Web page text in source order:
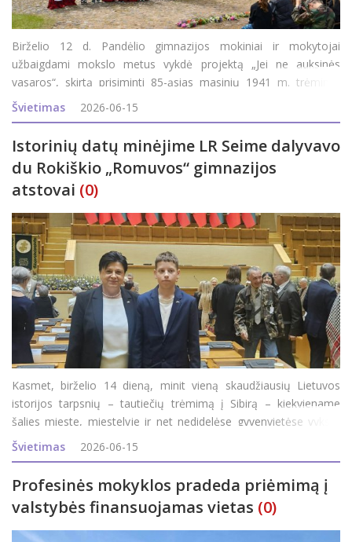
Birželio 12 d. Pandėlio gimnazijos mokiniai ir mokytojai
užbaigdami mokslo metus vykdė projektą „Jei ne auksinės
vasaros“, skirtą prisiminti 85-ąsias masinių 1941 m. trėmimų
metines. Į renginį atvyko A. Smetonos šaulių 5-osios rinktinės
501 kuopos jaunieji šauliai su vadova
Švietimas 2026-06-15
Istorinių datų minėjime LR Seime dalyvavo
du Rokiškio „Romuvos“ gimnazijos
atstovai (0)
Kasmet, birželio 14 dieną, minit vieną skaudžiausių Lietuvos
istorijos tarpsnių – tautiečių trėmimą į Sibirą – kiekviename
šalies mieste, miestelyje ir net nedidelėse gyvenvietėse vyksta
simboliniai minėjimo renginiai. Šiemet sukanka 85 metai nuo
pirmojo masinio Lietuvos gy
Švietimas 2026-06-15
Profesinės mokyklos pradeda priėmimą į
valstybės finansuojamas vietas (0)